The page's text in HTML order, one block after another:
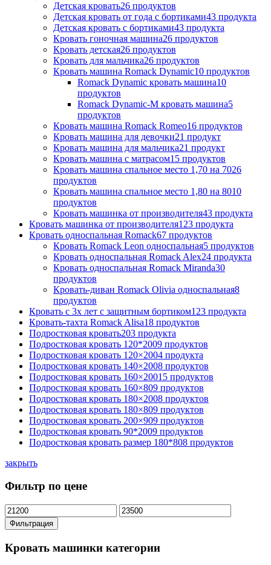
Детская кровать26 продуктов
Детская кровать от года с бортиками43 продукта
Детская кровать с бортиками43 продукта
Кровать гоночная машина26 продуктов
Кровать детская26 продуктов
Кровать для мальчика26 продуктов
Кровать машина Romack Dynamic10 продуктов
Romack Dynamic кровать машина10
продуктов
Romack Dynamic-M кровать машина5
продуктов
Кровать машина Romack Romeo16 продуктов
Кровать машина для девочки21 продукт
Кровать машина для мальчика21 продукт
Кровать машина с матрасом15 продуктов
Кровать машина спальное место 1,70 на 7026
продуктов
Кровать машина спальное место 1,80 на 8010
продуктов
Кровать машинка от производителя43 продукта
Кровать машинка от производителя123 продукта
Кровать односпальная Romack67 продуктов
Кровать Romack Leon односпальная5 продуктов
Кровать односпальная Romack Alex24 продукта
Кровать односпальная Romack Miranda30
продуктов
Кровать-диван Romack Olivia односпальная8
продуктов
Кровать с 3х лет с защитным бортиком123 продукта
Кровать-тахта Romack Alisa18 продуктов
Подростковая кровать203 продукта
Подростковая кровать 120*2009 продуктов
Подростковая кровать 120×2004 продукта
Подростковая кровать 140×2008 продуктов
Подростковая кровать 160×20015 продуктов
Подростковая кровать 160×809 продуктов
Подростковая кровать 180×2008 продуктов
Подростковая кровать 180×809 продуктов
Подростковая кровать 200×909 продуктов
Подростковая кровать 90*2009 продуктов
Подростковая кровать размер 180*808 продуктов
закрыть
Фильтр по цене
Минимальная
цена
Максимальная
цена
Фильтрация
Кровать машинки категории